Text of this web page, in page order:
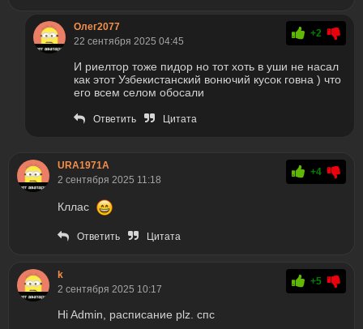
Олег2077
22 сентября 2025 04:45
+2
И риелтор тоже пидор но тот хоть в уши не насал
как этот Узбекистанский вонючий кусок говна ) что
его всем селом обосали
Ответить Цитата
URA1971A
2 сентября 2025 11:18
+4
Кллас
Ответить Цитата
k
2 сентября 2025 10:17
+5
Hi Admin, расписание plz. спс